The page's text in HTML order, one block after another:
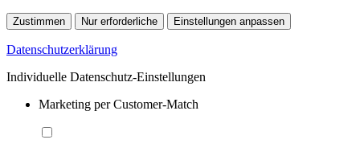
Zustimmen Nur erforderliche Einstellungen anpassen
Datenschutzerklärung
Individuelle Datenschutz-Einstellungen
Marketing per Customer-Match